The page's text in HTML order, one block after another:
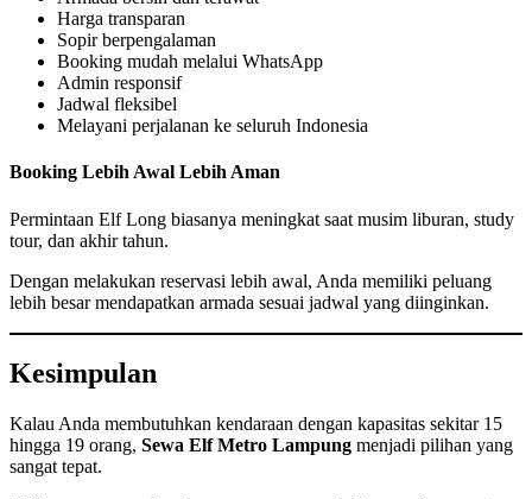
Harga transparan
Sopir berpengalaman
Booking mudah melalui WhatsApp
Admin responsif
Jadwal fleksibel
Melayani perjalanan ke seluruh Indonesia
Booking Lebih Awal Lebih Aman
Permintaan Elf Long biasanya meningkat saat musim liburan, study
tour, dan akhir tahun.
Dengan melakukan reservasi lebih awal, Anda memiliki peluang
lebih besar mendapatkan armada sesuai jadwal yang diinginkan.
Kesimpulan
Kalau Anda membutuhkan kendaraan dengan kapasitas sekitar 15
hingga 19 orang, Sewa Elf Metro Lampung menjadi pilihan yang
sangat tepat.